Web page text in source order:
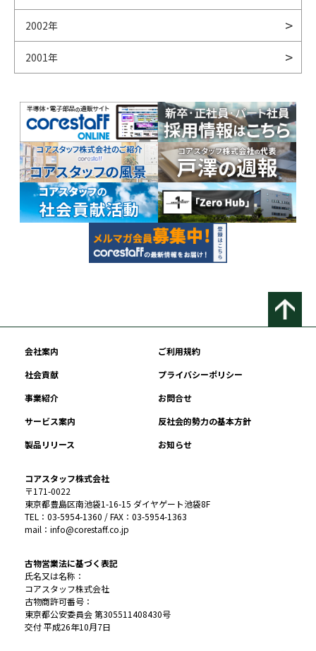
2002年
2001年
会社案内
ご利用規約
社会貢献
プライバシーポリシー
事業紹介
お問合せ
サービス案内
反社会的勢力の基本方針
製品リリース
お知らせ
コアスタッフ株式会社
〒171-0022
東京都豊島区南池袋1-16-15 ダイヤゲート池袋8F
TEL：03-5954-1360 / FAX：03-5954-1363
mail：info@corestaff.co.jp
古物営業法に基づく表記
氏名又は名称：
コアスタッフ株式会社
古物商許可番号：
東京都公安委員会 第305511408430号
交付 平成26年10月7日